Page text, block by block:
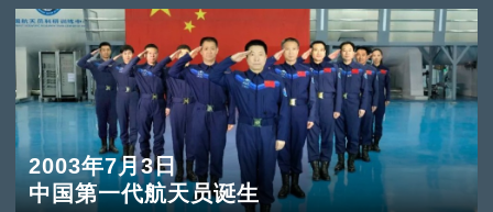
2003年7月3日
中国第一代航天员诞生